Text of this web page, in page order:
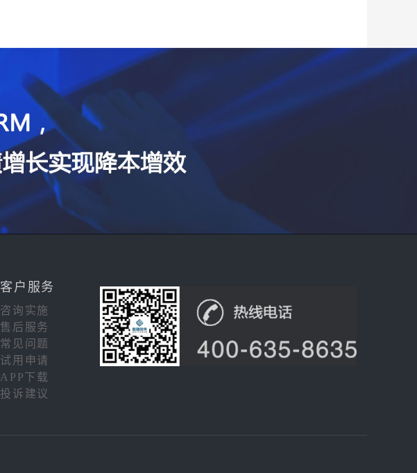
客户服务
咨询实施
售后服务
常见问题
试用申请
APP下载
投诉建议